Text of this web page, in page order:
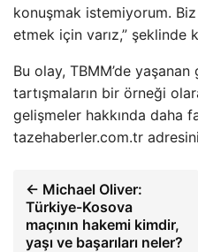
konuşmak istemiyorum.
etmek için varız,” şeklinde
Bu olay, TBMM’de
tartışmaların bir örneği
gelişmeler hakkında daha
tazehaberler.com.tr
← Michael Oliver:
Türkiye-Kosova
maçının hakemi kimdir,
yaşı ve başarıları neler?